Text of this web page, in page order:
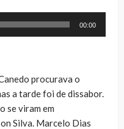
00:00
procurava o
a tarde foi de dissabor.
se viram em
Silva. Marcelo Dias